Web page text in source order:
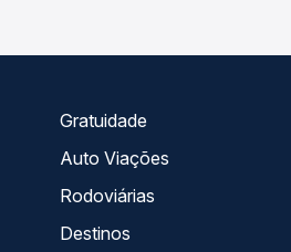
Gratuidade
Auto Viações
Rodoviárias
Destinos